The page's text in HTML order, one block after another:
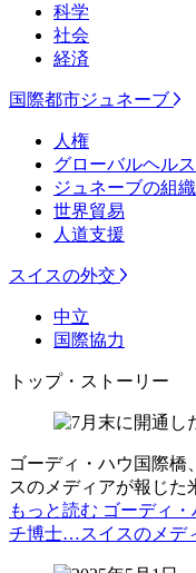
科学
社会
経済
国際都市ジュネーブ
人権
グローバルヘルス
ジュネーブの組織
世界貿易
人道支援
スイスの外交
中立
国際協力
トップ・ストーリー
ゴーディ・ハウ国際
スのメディアが報じた
もっと読む ゴーディ
チ博士…スイスのメデ